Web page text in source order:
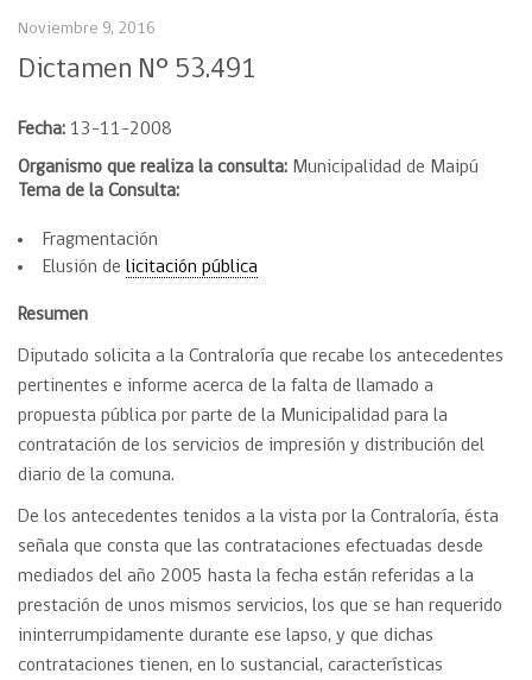
Noviembre 9, 2016
Dictamen N° 53.491
Fecha: 13-11-2008
Organismo que realiza la consulta: Municipalidad de Maipú
Tema de la Consulta:
Fragmentación
Elusión de licitación pública
Resumen
Diputado solicita a la Contraloría que recabe los antecedentes
pertinentes e informe acerca de la falta de llamado a
propuesta pública por parte de la Municipalidad para la
contratación de los servicios de impresión y distribución del
diario de la comuna.
De los antecedentes tenidos a la vista por la Contraloría, ésta
señala que consta que las contrataciones efectuadas desde
mediados del año 2005 hasta la fecha están referidas a la
prestación de unos mismos servicios, los que se han requerido
ininterrumpidamente durante ese lapso, y que dichas
contrataciones tienen, en lo sustancial, características